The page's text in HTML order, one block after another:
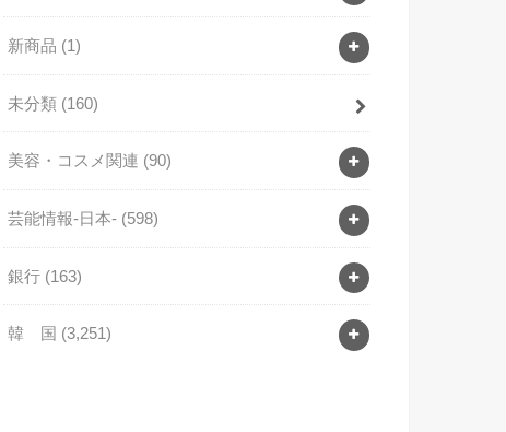
新商品 (1)
未分類 (160)
美容・コスメ関連 (90)
芸能情報-日本- (598)
銀行 (163)
韓 国 (3,251)